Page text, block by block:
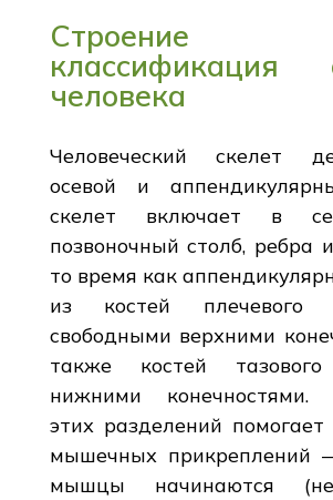
классификация
человека
Человеческий скелет
осевой и
скелет включает в
позвоночный столб, ребра
то время как
из костей плечевого
свободными верхними
также костей
нижними конечностями.
этих разделений помогает
мышечных прикреплений
мышцы начинаются